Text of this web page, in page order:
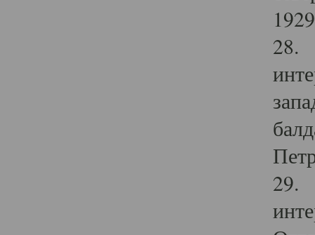
28.
29.